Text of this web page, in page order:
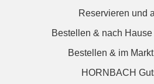
Reservieren und
Bestellen & nach
Bestellen & im
HORNBACH